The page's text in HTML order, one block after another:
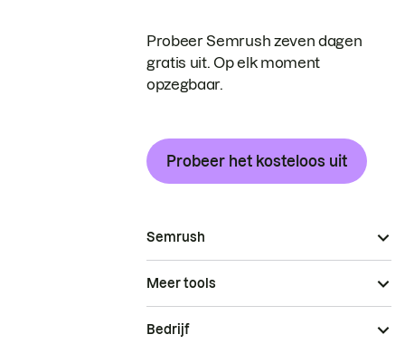
Probeer Semrush zeven dagen
gratis uit. Op elk moment
opzegbaar.
Probeer het kosteloos uit
Semrush
Meer tools
Bedrijf